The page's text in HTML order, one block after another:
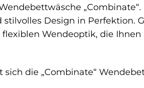
„Combinate“.
Design in Perfektion.
flexiblen Wendeoptik, die Ihnen
sich die „Combinate“